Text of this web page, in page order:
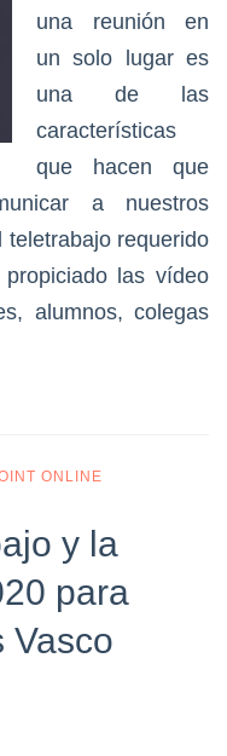
una reunión en
un solo lugar es
una de las
características
que hacen que
a nuestros
teletrabajo requerido
las vídeo
alumnos, colegas
ONLINE
y la
para
Vasco